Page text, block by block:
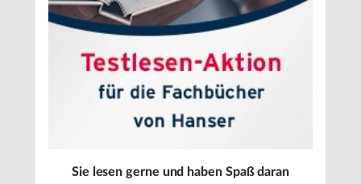
Sie lesen gerne und haben Spaß daran